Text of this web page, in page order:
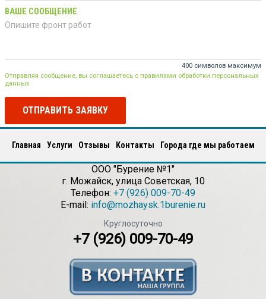
ВАШЕ СООБЩЕНИЕ
400 символов максимум
Отправляя сообщение, вы соглашаетесь с правилами обработки персональных
данных
ОТПРАВИТЬ ЗАЯВКУ
Главная Услуги Отзывы Контакты Города где мы работаем
ООО "Бурение №1"
г. Можайск, улица Советская, 10
Телефон: +7 (926) 009-70-49
E-mail: info@mozhaysk.1burenie.ru
Круглосуточно
+7 (926) 009-70-49